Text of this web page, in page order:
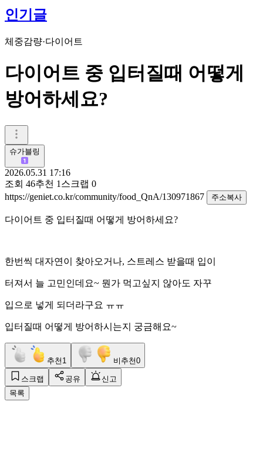
인기글
체중감량·다이어트
다이어트 중 입터질때 어떻게
방어하세요?
슈가블링
2026.05.31 17:16
조회 46추천 1 스크랩 0
https://geniet.co.kr/community/food_QnA/130971867
주소복사
다이어트 중 입터질때 어떻게 방어하세요?
한번씩 대자연이 찾아오거나, 스트레스 받을때 입이
터져서 늘 고민인데요~ 뭔가 먹고싶지 않아도 자꾸
입으로 넣게 되더라구요 ㅠㅠ
입터질때 어떻게 방어하시는지 궁금해요~
추천 1 비추천0
스크랩 공유
신고
목록